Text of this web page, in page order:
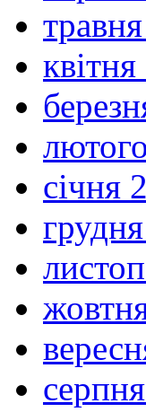
січня